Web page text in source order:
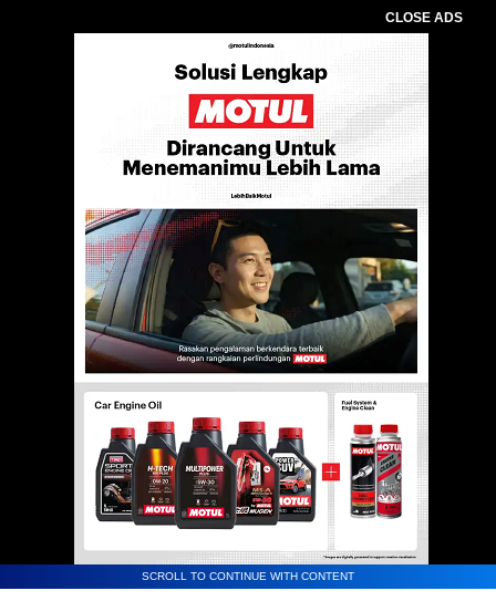
CLOSE ADS
SCROLL TO CONTINUE WITH CONTENT